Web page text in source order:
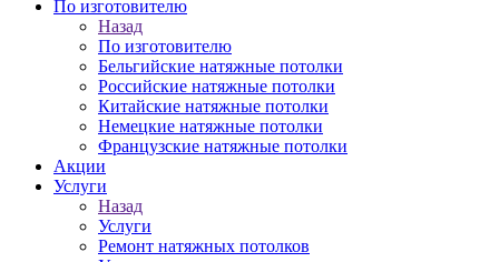
По изготовителю
Назад
По изготовителю
Бельгийские натяжные потолки
Российские натяжные потолки
Китайские натяжные потолки
Немецкие натяжные потолки
Французские натяжные потолки
Акции
Услуги
Назад
Услуги
Ремонт натяжных потолков